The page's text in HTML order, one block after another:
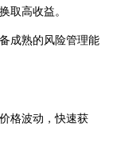
取高收益。
成熟的风险管理能
格波动，快速获